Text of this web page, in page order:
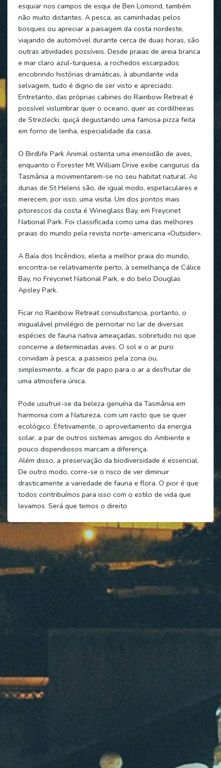
esquiar nos campos de esqui de Ben Lomond, também
não muito distantes. A pesca, as caminhadas pelos
bosques ou apreciar a paisagem da costa nordeste,
viajando de automóvel durante cerca de duas horas, são
outras atividades possíveis. Desde praias de areia branca
e mar claro azul-turquesa, a rochedos escarpados
encobrindo histórias dramáticas, à abundante vida
selvagem, tudo é digno de ser visto e apreciado.
Entretanto, das próprias cabines do Rainbow Retreat é
possível vislumbrar quer o oceano, quer as cordilheiras
de Strezlecki, quiçá degustando uma famosa pizza feita
em forno de lenha, especialidade da casa.
O Birdlife Park Animal ostenta uma imensidão de aves,
enquanto o Forester Mt William Drive exibe cangurus da
Tasmânia a movimentarem-se no seu habitat natural. As
dunas de St Helens são, de igual modo, espetaculares e
merecem, por isso, uma visita. Um dos pontos mais
pitorescos da costa é Wineglass Bay, em Freycinet
National Park. Foi classificada como uma das melhores
praias do mundo pela revista norte-americana «Outsider».
A Baía dos Incêndios, eleita a melhor praia do mundo,
encontra-se relativamente perto, à semelhança de Cálice
Bay, no Freycinet National Park, e do belo Douglas
Apsley Park.
Ficar no Rainbow Retreat consubstancia, portanto, o
inigualável privilégio de pernoitar no lar de diversas
espécies de fauna nativa ameaçadas, sobretudo no que
concerne a determinadas aves. O sol e o ar puro
convidam à pesca, a passeios pela zona ou,
simplesmente, a ficar de papo para o ar a desfrutar de
uma atmosfera única.
Pode usufruir-se da beleza genuína da Tasmânia em
harmonia com a Natureza, com um rasto que se quer
ecológico. Efetivamente, o aproveitamento da energia
solar, a par de outros sistemas amigos do Ambiente e
pouco dispendiosos marcam a diferença.
Além disso, a preservação da biodiversidade é essencial.
De outro modo, corre-se o risco de ver diminuir
drasticamente a variedade de fauna e flora. O pior é que
todos contribuímos para isso com o estilo de vida que
levamos. Será que temos o direito